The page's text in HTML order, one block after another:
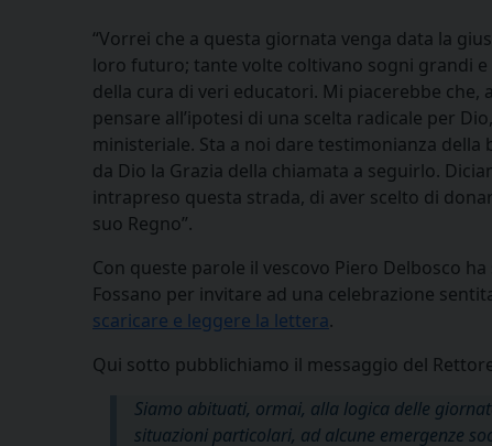
“Vorrei che a questa giornata venga data la
loro futuro; tante volte coltivano sogni grandi
della cura di veri educatori. Mi piacerebbe che,
pensare all’ipotesi di una scelta radicale per
ministeriale. Sta a noi dare testimonianza della
da Dio la Grazia della chiamata a seguirlo.
intrapreso questa strada, di aver scelto di
suo Regno”.
Con queste parole il vescovo Piero Delbosco
Fossano per invitare ad una celebrazione
scaricare e leggere la lettera.
Qui sotto pubblichiamo il messaggio del
Siamo abituati, ormai, alla logica delle
situazioni particolari, ad alcune emergenze